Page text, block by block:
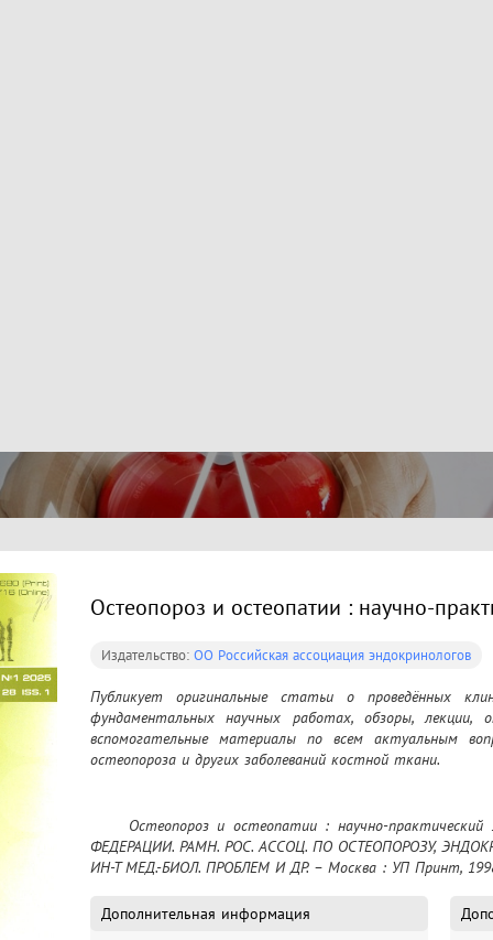
Остеопороз и остеопатии : научно-
Издательство: ОО Российская ассоциация эндокринологов
Публикует оригинальные статьи о проведённых
фундаментальных научных работах, обзоры, лекции,
вспомогательные материалы по всем актуальным
остеопороза и других заболеваний костной ткани.
ФЕДЕРАЦИИ. РАМН. РОС. АССОЦ. ПО ОСТЕОПОРОЗУ,
ИН-Т МЕД.-БИОЛ. ПРОБЛЕМ И ДР. – Москва : УП Принт,
Дополнительная информация